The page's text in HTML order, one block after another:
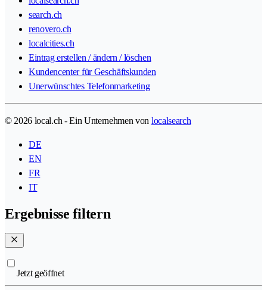
search.ch
renovero.ch
localcities.ch
Eintrag erstellen / ändern / löschen
Kundencenter für Geschäftskunden
Unerwünschtes Telefonmarketing
© 2026 local.ch - Ein Unternehmen von localsearch
DE
EN
FR
IT
Ergebnisse filtern
Jetzt geöffnet